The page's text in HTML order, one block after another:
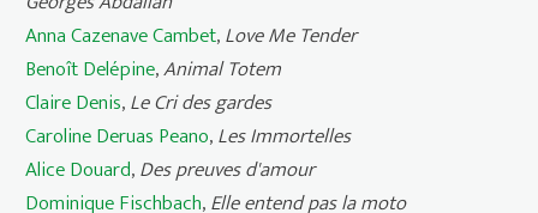
Anna Cazenave Cambet,Love Me Tender
Benoît Delépine,Animal Totem
Claire Denis,Le Cri des gardes
Caroline Deruas Peano,Les Immortelles
Alice Douard,Des preuves d'amour
Dominique Fischbach,Elle entend pas la moto